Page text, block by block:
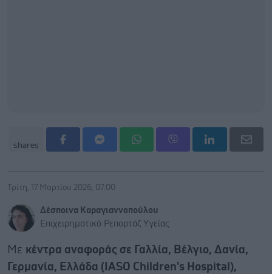
shares
Τρίτη, 17 Μαρτίου 2026, 07:00
Δέσποινα Καραγιαννοπούλου
Επιχειρηματικό Ρεπορτάζ Υγείας
Με κέντρα αναφοράς σε Γαλλία, Βέλγιο, Δανία,
Γερμανία, Ελλάδα (IASO Children's Hospital),